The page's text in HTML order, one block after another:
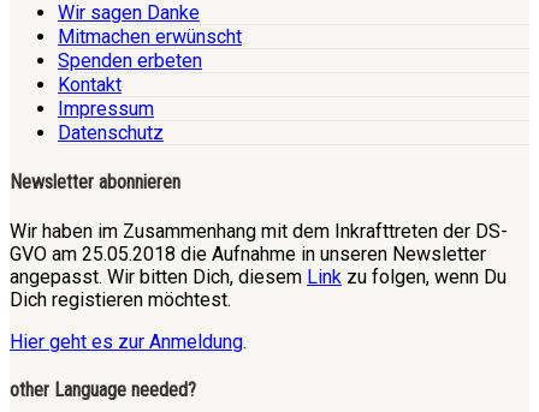
Wir sagen Danke
Mitmachen erwünscht
Spenden erbeten
Kontakt
Impressum
Datenschutz
Newsletter abonnieren
Wir haben im Zusammenhang mit dem Inkrafttreten der DS-
GVO am 25.05.2018 die Aufnahme in unseren Newsletter
angepasst. Wir bitten Dich, diesem Link zu folgen, wenn Du
Dich registieren möchtest.
Hier geht es zur Anmeldung.
other Language needed?